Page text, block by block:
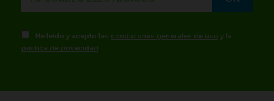
He leído y acepto las condiciones generales de uso y la
política de privacidad